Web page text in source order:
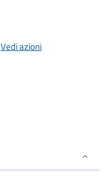
Vedi azioni